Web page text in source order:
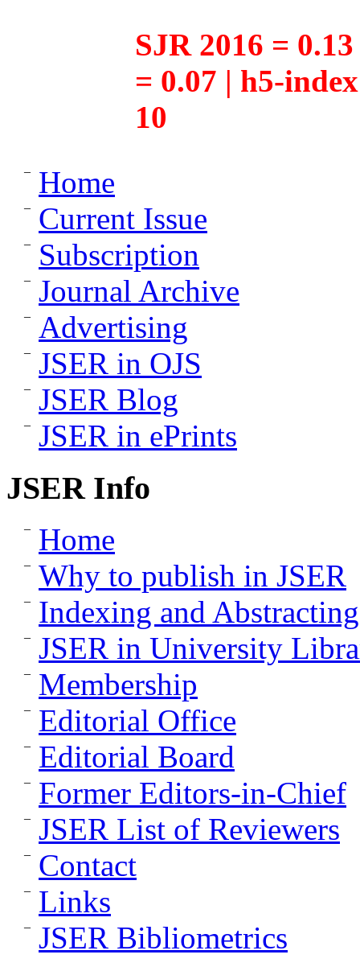
SJR 2016 =
= 0.07 | h5-
10
Home
Current Issue
Subscription
Journal Archive
Advertising
JSER in OJS
JSER Blog
JSER in ePrints
JSER Info
Home
Why to publish in JSER
Indexing and Abstracting
JSER in University
Membership
Editorial Office
Editorial Board
Former Editors-in-Chief
JSER List of Reviewers
Contact
Links
JSER Bibliometrics